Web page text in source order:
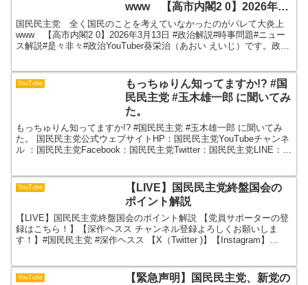
www 【高市内閣2 0】2026年3
月13日
国民民主党 全く国民のことを考えていなかったのがバレて大炎上
www 【高市内閣2 0】2026年3月13日 #政治解説#時事問題#ニュー
ス解説#是々非々#政治YouTuber葵栄治（あおい えいじ）です。政治
YouTube
もっちゅりん知ってますか!? #国
民民主党 #玉木雄一郎 に聞いてみ
た。
もっちゅりん知ってますか!? #国民民主党 #玉木雄一郎 に聞いてみ
た。 国民民主党公式ウェブサイトHP：国民民主党YouTubeチャンネ
ル ：国民民主党Facebook：国民民主党Twitter：国民民主党LINE：国
YouTube
【LIVE】国民民主党終盤国会の
ポイント解説
【LIVE】国民民主党終盤国会のポイント解説 【党員サポーターの登
録はこちら！】【深作ヘスス チャンネル登録よろしくお願いしま
す！】#国民民主党 #深作ヘスス 【X（Twitter )】【Instagram】
YouTube
【緊急声明】国民民主党、新党の